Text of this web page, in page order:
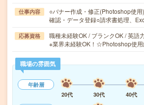
仕事内容
○バナー作成・修正(Photoshop使
確認・データ登録○請求書処理、
応募資格
職種未経験OK / ブランクOK / 英語
※業界未経験OK！☆Photoshop使
職場の雰囲気
年齢層
20代
30代 40代